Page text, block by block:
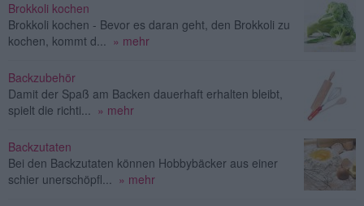
Brokkoli kochen
Brokkoli kochen - Bevor es daran geht, den Brokkoli zu
kochen, kommt d...
» mehr
Backzubehör
Damit der Spaß am Backen dauerhaft erhalten bleibt,
spielt die richti...
» mehr
Backzutaten
Bei den Backzutaten können Hobbybäcker aus einer
schier unerschöpfl...
» mehr